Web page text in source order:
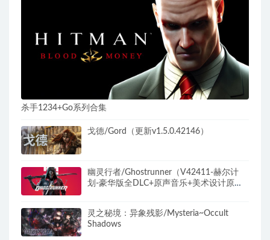
杀手1234+Go系列合集
戈德/Gord（更新v1.5.0.42146）
幽灵行者/Ghostrunner（V42411-赫尔计
划-豪华版全DLC+原声音乐+美术设计原
灵之秘境：异象残影/Mysteria~Occult
Shadows